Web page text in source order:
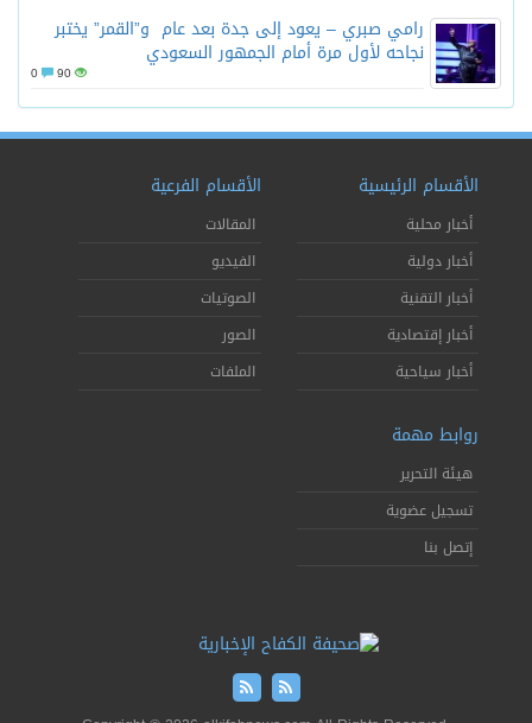
رامي صبري – يعود إلى جدة بعد عام و”القمر” يختبر
نجاحه لأول مرة أمام الجمهور السعودي
90
الأقسام الرئيسية
أخبار محلية
أخبار دولية
أخبار التقنية
أخبار إقتصادية
أخبار سياحية
الأقسام الفرعية
المقالات
الفيديو
الصوتيات
الصور
الملفات
روابط مهمة
هيئة التحرير
تسجيل عضوية
إتصل بنا